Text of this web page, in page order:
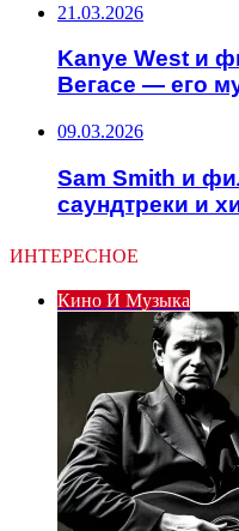
21.03.2026
Kanye West и
Вегасе — его
09.03.2026
Sam Smith и
саундтреки и
ИНТЕРЕСНОЕ
Кино И Музыка